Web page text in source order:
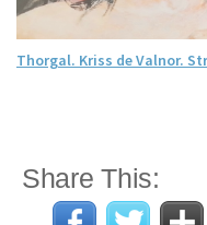
Thorgal. Kriss de Valnor.
Share This: